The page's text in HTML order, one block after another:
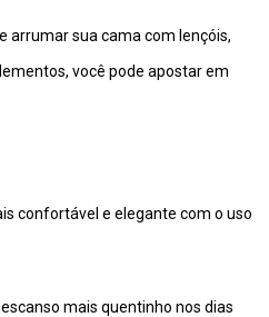
arrumar sua cama com lençóis,
você pode apostar em
confortável e elegante com o uso
mais quentinho nos dias